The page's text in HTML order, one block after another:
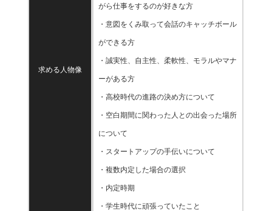
求める人物像
がら仕事をするのが好きな方
・意図をくみ取って会話のキャッチボール
ができる方
・誠実性、自主性、柔軟性、モラルやマナ
ーがある方
・高校時代の進路の決め方について
・空白期間に関わった人との出会った場所
について
・スタートアップの手伝いについて
・複数内定した場合の選択
・内定時期
・学生時代に頑張っていたこと